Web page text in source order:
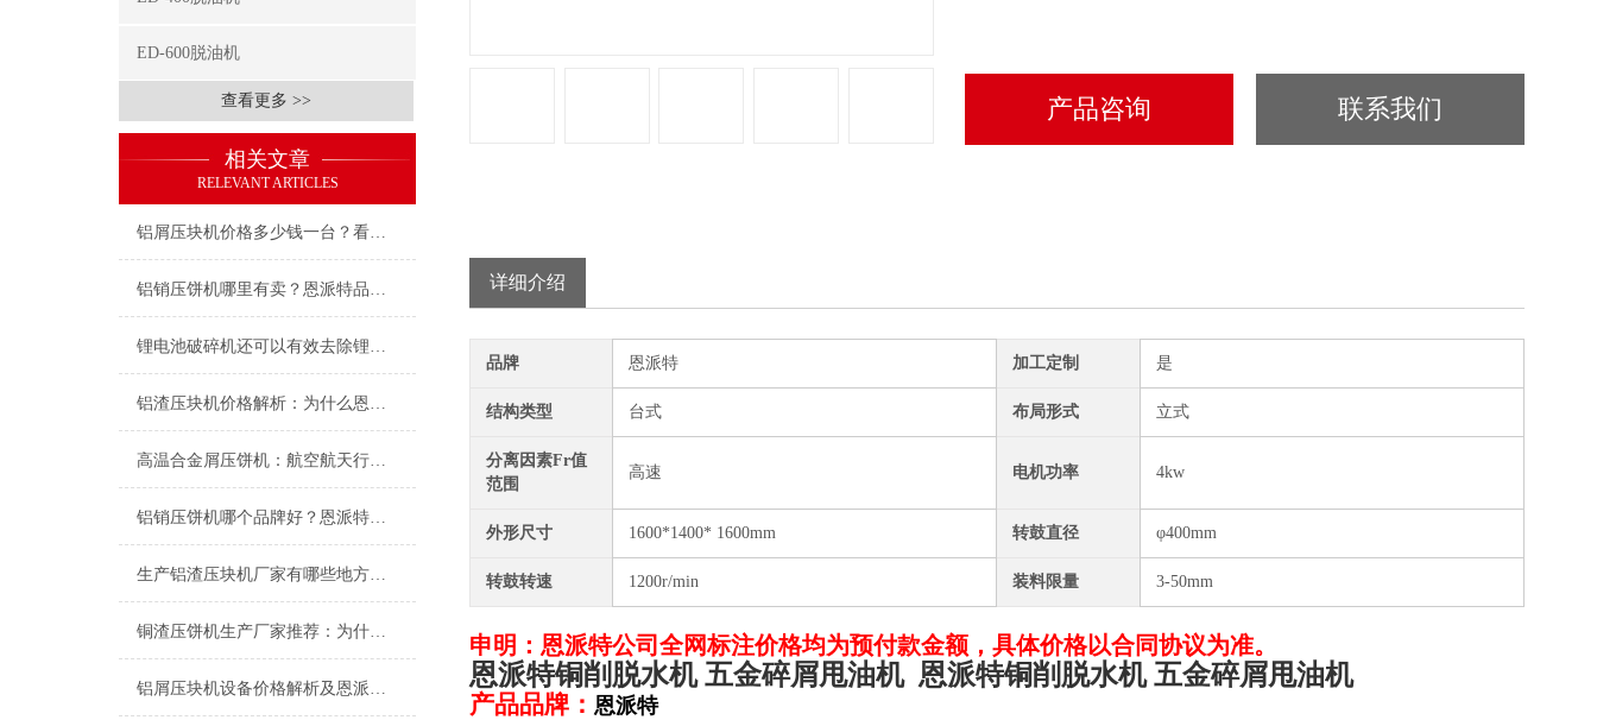
ED-600脱油机
查看更多 >>
相关文章
RELEVANT ARTICLES
铝屑压块机价格多少钱一台？看完这篇，你就知道怎么选了
铝销压饼机哪里有卖？恩派特品牌，高效解决铝屑处理难题！
锂电池破碎机还可以有效去除锂电池中的有害物质
铝渣压块机价格解析：为什么恩派特是您的理想选择？
高温合金屑压饼机：航空航天行业的废屑处理利器
铝销压饼机哪个品牌好？恩派特以专业与高效标准
生产铝渣压块机厂家有哪些地方？推荐恩派特，高效环保更可靠
铜渣压饼机生产厂家推荐：为什么恩派特成为众多企业的信赖？
铝屑压块机设备价格解析及恩派特品牌推荐
产品咨询 联系我们
详细介绍
品牌 恩派特 加工定制 是
结构类型 台式 布局形式 立式
分离因素Fr值
范围
高速 电机功率 4kw
外形尺寸 1600*1400* 1600mm 转鼓直径 φ400mm
转鼓转速 1200r/min 装料限量 3-50mm
申明：恩派特公司全网标注价格均为预付款金额，具体价格以合同协议为准。
恩派特铜削脱水机 五金碎屑甩油机 恩派特铜削脱水机 五金碎屑甩油机
产品品牌： 恩派特